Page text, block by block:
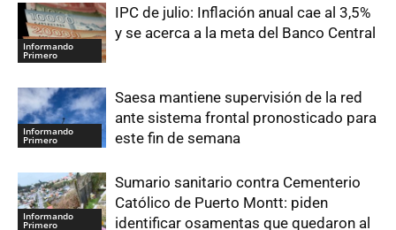
Informando
Primero
IPC de julio: Inflación anual cae al 3,5%
y se acerca a la meta del Banco Central
Informando
Primero
Saesa mantiene supervisión de la red
ante sistema frontal pronosticado para
este fin de semana
Informando
Primero
Sumario sanitario contra Cementerio
Católico de Puerto Montt: piden
identificar osamentas que quedaron al